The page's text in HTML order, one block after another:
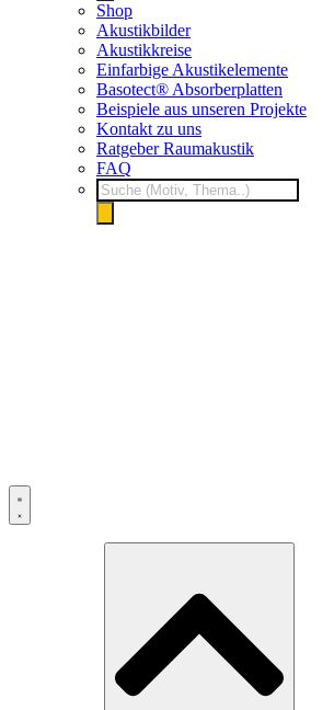
Shop
Akustikbilder
Akustikkreise
Einfarbige Akustikelemente
Basotect® Absorberplatten
Beispiele aus unseren Projekte
Kontakt zu uns
Ratgeber Raumakustik
FAQ
Products
search